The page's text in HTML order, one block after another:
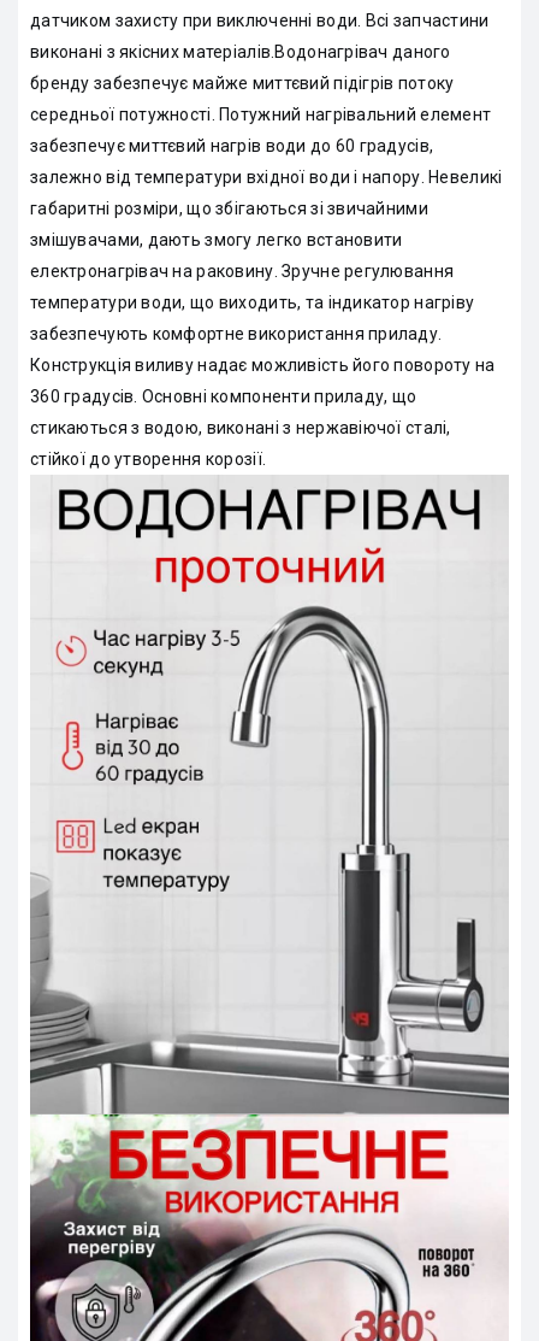
датчиком захисту при виключенні води. Всі запчастини
виконані з якісних матеріалів.Водонагрівач даного
бренду забезпечує майже миттєвий підігрів потоку
середньої потужності. Потужний нагрівальний елемент
забезпечує миттєвий нагрів води до 60 градусів,
залежно від температури вхідної води і напору. Невеликі
габаритні розміри, що збігаються зі звичайними
змішувачами, дають змогу легко встановити
електронагрівач на раковину. Зручне регулювання
температури води, що виходить, та індикатор нагріву
забезпечують комфортне використання приладу.
Конструкція виливу надає можливість його повороту на
360 градусів. Основні компоненти приладу, що
стикаються з водою, виконані з нержавіючої сталі,
стійкої до утворення корозії.